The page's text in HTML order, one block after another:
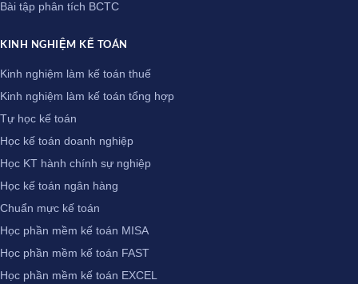
Bài tập phân tích BCTC
KINH NGHIỆM KẾ TOÁN
Kinh nghiệm làm kế toán thuế
Kinh nghiệm làm kế toán tổng hợp
Tự học kế toán
Học kế toán doanh nghiệp
Học KT hành chính sự nghiệp
Học kế toán ngân hàng
Chuẩn mực kế toán
Học phần mềm kế toán MISA
Học phần mềm kế toán FAST
Học phần mềm kế toán EXCEL